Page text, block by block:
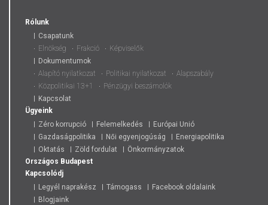
Rólunk
Csapatunk
Elnökség
Frakció
Képviselők
Dokumentumok
Alapító nyilatkozat
Politikai nyilatkozat
Alapszabály
Közpolitikai 13+1
Pénzügyi beszámolók
Kapcsolat
Ügyeink
Zéro korrupció
Felemelkedés
Európai Unió
Gazdaságpolitika
Női egyenjogúság
Energiapolitika
Oktatás
Zöld fordulat
Önkormányzatok
Országos Budapest
Kapcsolódj
Legyél naprakész
Támogass
Facebook oldalaink
Blogjaink